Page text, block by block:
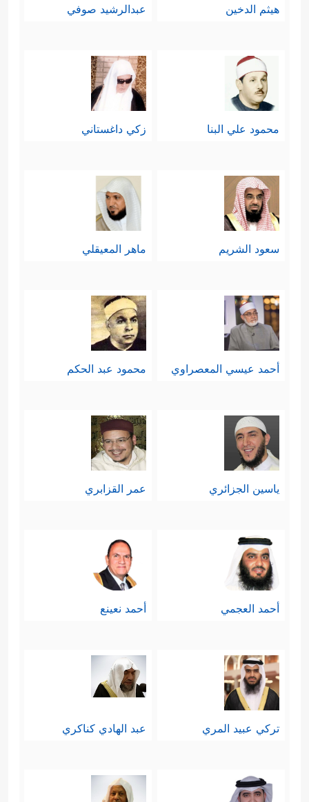
هيثم الدخين عبدالرشيد صوفي
محمود علي البنا زكي داغستاني
سعود الشريم ماهر المعيقلي
أحمد عيسي المعصراوي محمود عبد الحكم
ياسين الجزائري عمر القزابري
أحمد العجمي أحمد نعينع
تركي عبيد المري عبد الهادي كناكري